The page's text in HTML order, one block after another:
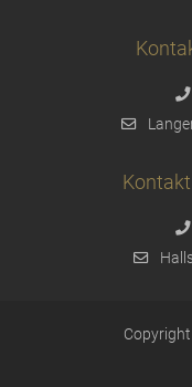
Copyright